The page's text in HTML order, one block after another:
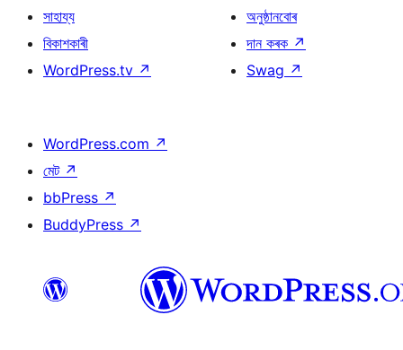
সাহায্য
বিকাশকাৰী
WordPress.tv ↗
অনুষ্ঠানবোৰ
দান কৰক ↗
Swag ↗
WordPress.com ↗
মেট ↗
bbPress ↗
BuddyPress ↗